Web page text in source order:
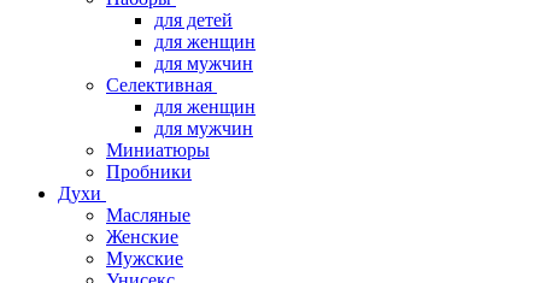
для детей
для женщин
для мужчин
Селективная
для женщин
для мужчин
Миниатюры
Пробники
Духи
Масляные
Женские
Мужские